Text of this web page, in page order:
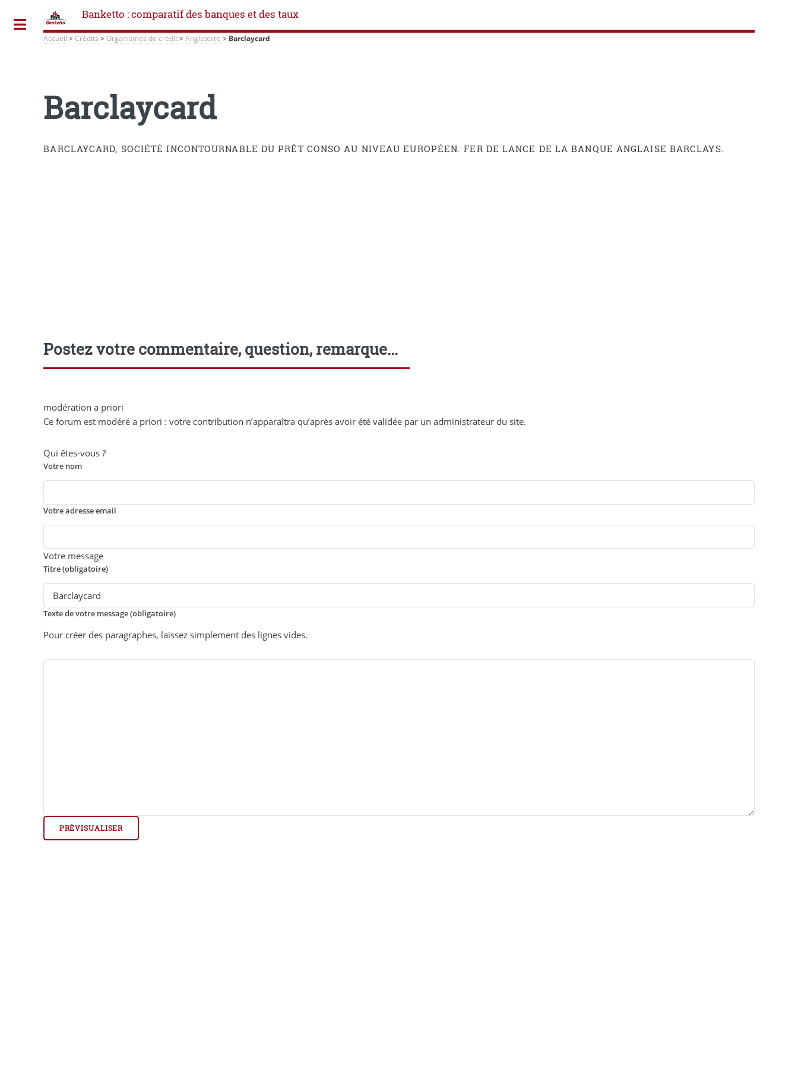
Banketto : comparatif des banques et des taux
Accueil >Crédits >Organismes de crédit>Angleterre > Barclaycard
Barclaycard
BARCLAYCARD, SOCIÉTÉ INCONTOURNABLE DU PRÊT CONSO AU NIVEAU EUROPÉEN. FER DE LANCE DE LA BANQUE ANGLAISE BARCLAYS.
Postez votre commentaire, question, remarque...
modération a priori
Ce forum est modéré a priori : votre contribution n’apparaîtra qu’après avoir été validée par un administrateur du site.
Qui êtes-vous ?
Votre nom
Votre adresse email
Votre message
Titre (obligatoire)
Texte de votre message (obligatoire)
Pour créer des paragraphes, laissez simplement des lignes vides.
Toggle